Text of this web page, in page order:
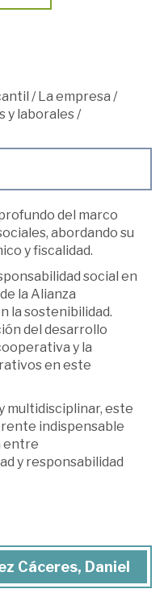
/ La empresa /
y laborales/
del marco
abordando su
y fiscalidad.
social en
la Alianza
la sostenibilidad.
del desarrollo
y la
en este
multidisciplinar, este
indispensable
entre
y responsabilidad
Cáceres, Daniel